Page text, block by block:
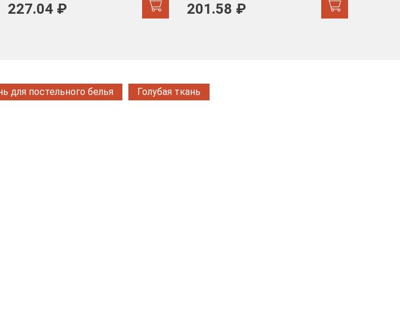
227.04 ₽ 201.58 ₽
для постельного белья Голубая ткань